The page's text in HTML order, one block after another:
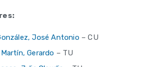
José Antonio– CU
Gerardo – TU